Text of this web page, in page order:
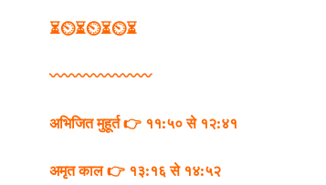
⏳⏲⏳⏲⏳⏲⏳
〰️〰️〰️〰️〰️〰️〰️
अभिजित मुहूर्त 👉 ११:५० से १२:४१
अमृत काल 👉 १३:१६ से १४:५२